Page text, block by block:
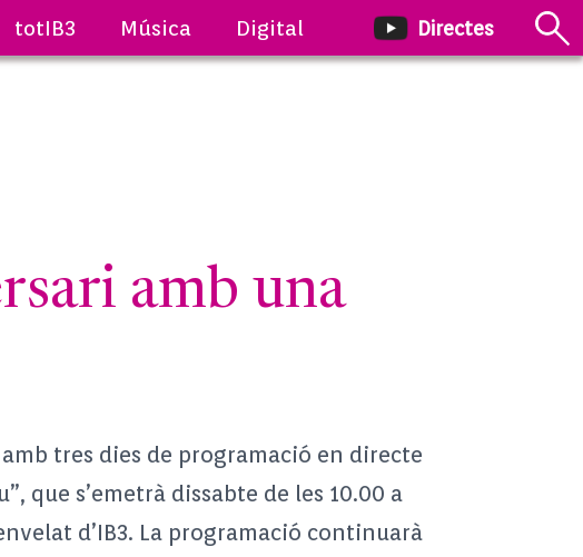
totIB3 Música Digital Directes
amb una
tres dies de programació en directe
que s’emetrà dissabte de les 10.00 a
d’IB3. La programació continuarà